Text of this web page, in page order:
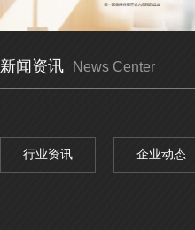
新闻资讯 News Center
行业资讯 企业动态